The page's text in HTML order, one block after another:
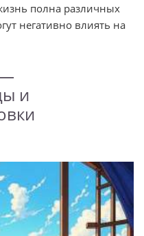
полна различных
негативно влиять на
и